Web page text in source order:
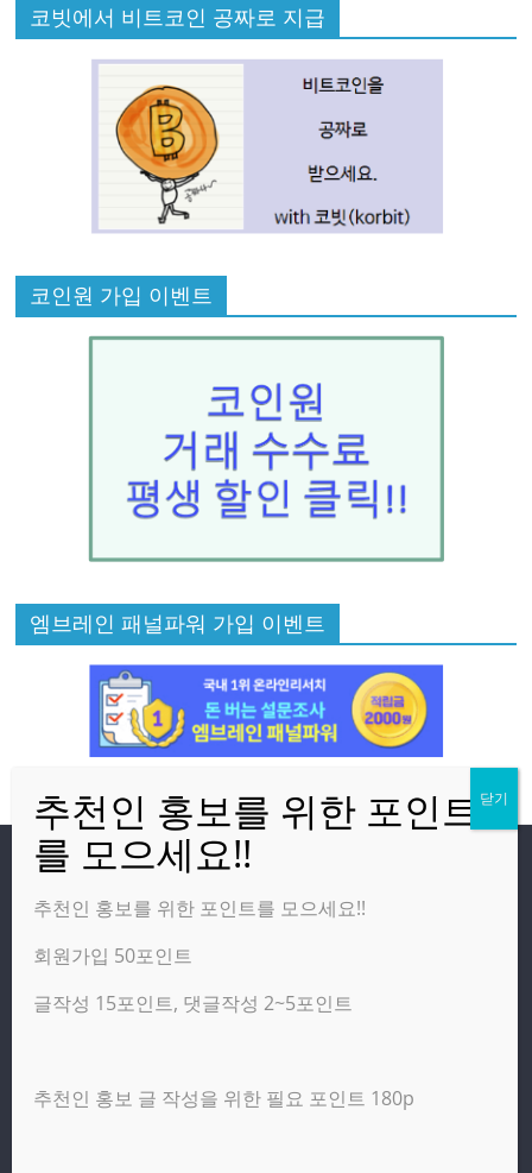
코빗에서 비트코인 공짜로 지급
코인원 가입 이벤트
엠브레인 패널파워 가입 이벤트
방문자
온라인 방문자:13
오늘의 조회수:1,733
광고 제휴 홍보 일반 문의 : apptechgo@naver.com
추천인 홍보를 위한 포인트를 모으세요!!
회원가입 50포인트
글작성 15포인트, 댓글작성 2~5포인트
추천인 홍보 글 작성을 위한 필요 포인트 180p